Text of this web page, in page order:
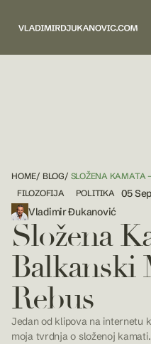
HOME/ BLOG/ SLOŽENA KAMATA
FILOZOFIJA
POLITIKA
05
Vladimir Đukanović
Složena
Balkanski
Rebus
Jedan od klipova na internetu
moja tvrdnja o složenoj